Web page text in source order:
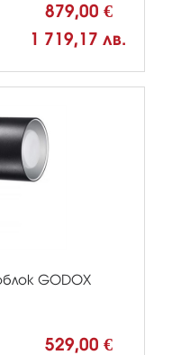
879,00 €
1 719,17 лв.
GODOX
529,00 €